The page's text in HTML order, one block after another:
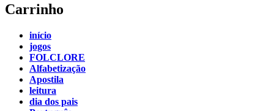
Carrinho
início
jogos
FOLCLORE
Alfabetização
Apostila
leitura
dia dos pais